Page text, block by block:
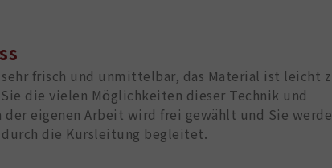
frisch und unmittelbar, das Material ist leicht
die vielen Möglichkeiten dieser Technik und
der eigenen Arbeit wird frei gewählt und Sie
die Kursleitung begleitet.